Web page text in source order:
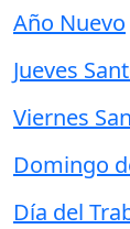
Año Nuevo
Jueves
Viernes
Domingo
Día del